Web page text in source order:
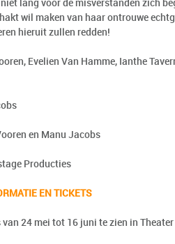
lang voor de misverstanden zich
wil maken van haar ontrouwe
hieruit zullen redden!
Evelien Van Hamme, Ianthe
en Manu Jacobs
Producties
EN TICKETS
van 24 mei tot 16 juni te zien in